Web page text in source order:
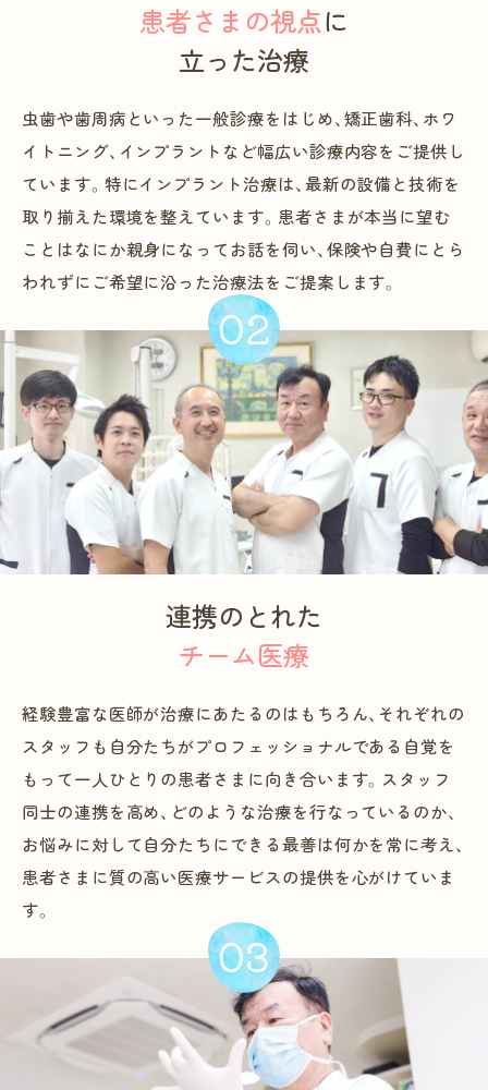
患者さまの視点に
立った治療
虫歯や歯周病といった一般診療をはじめ、矯正歯科、ホワ
イトニング、インプラントなど幅広い診療内容をご提供し
ています。特にインプラント治療は、最新の設備と技術を
取り揃えた環境を整えています。患者さまが本当に望む
ことはなにか親身になってお話を伺い、保険や自費にとら
われずにご希望に沿った治療法をご提案します。
02
連携のとれた
チーム医療
経験豊富な医師が治療にあたるのはもちろん、それぞれの
スタッフも自分たちがプロフェッショナルである自覚を
もって一人ひとりの患者さまに向き合います。スタッフ
同士の連携を高め、どのような治療を行なっているのか、
お悩みに対して自分たちにできる最善は何かを常に考え、
患者さまに質の高い医療サービスの提供を心がけていま
す。
03